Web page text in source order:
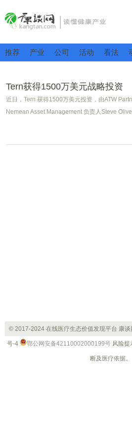
推荐 产业 公司 活动 看法
Tern获得1500万美元战略投资
近日，Tern 获得1500万美元投资，由ATW
Nemean Asset Management 负责人Steve
© 2017-2024 在线医疗生态价值发现平台 康谈
号-4 鄂公网安备42110002000199号 风险提
断及医疗依据。